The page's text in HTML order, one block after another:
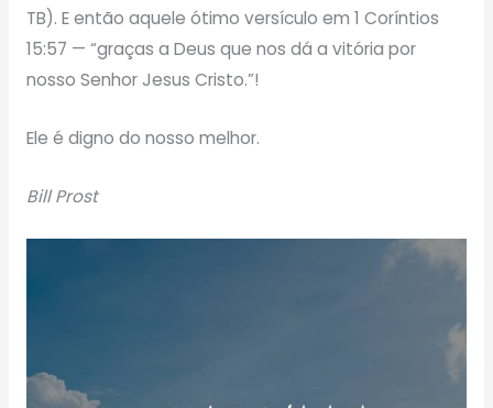
TB). E então aquele ótimo versículo em 1 Coríntios
15:57 — “graças a Deus que nos dá a vitória por
nosso Senhor Jesus Cristo.”!
Ele é digno do nosso melhor.
Bill Prost